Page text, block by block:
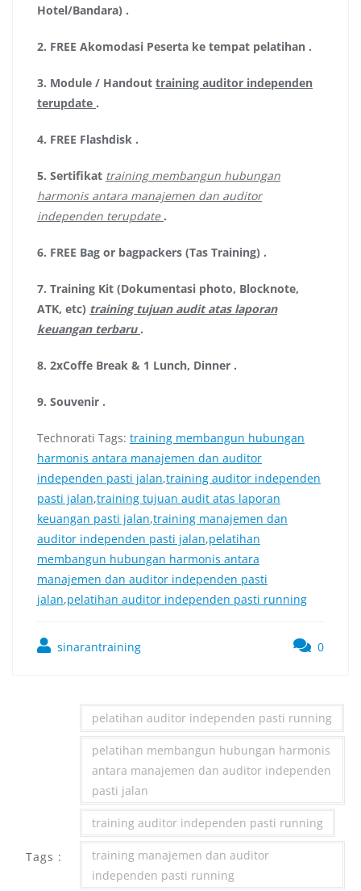
Hotel/Bandara) .
2. FREE Akomodasi Peserta ke tempat pelatihan .
3. Module / Handout training auditor independen
terupdate .
4. FREE Flashdisk .
5. Sertifikat training membangun hubungan
harmonis antara manajemen dan auditor
independen terupdate .
6. FREE Bag or bagpackers (Tas Training) .
7. Training Kit (Dokumentasi photo, Blocknote,
ATK, etc) training tujuan audit atas laporan
keuangan terbaru .
8. 2xCoffe Break & 1 Lunch, Dinner .
9. Souvenir .
Technorati Tags: training membangun hubungan
harmonis antara manajemen dan auditor
independen pasti jalan,training auditor independen
pasti jalan,training tujuan audit atas laporan
keuangan pasti jalan,training manajemen dan
auditor independen pasti jalan,pelatihan
membangun hubungan harmonis antara
manajemen dan auditor independen pasti
jalan,pelatihan auditor independen pasti running
sinarantraining 0
Tags :
pelatihan auditor independen pasti running
pelatihan membangun hubungan harmonis
antara manajemen dan auditor independen
pasti jalan
training auditor independen pasti running
training manajemen dan auditor
independen pasti running